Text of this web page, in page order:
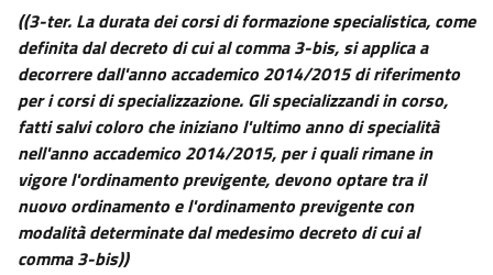
23
24
25
26
27
28
29
30
((3-ter. La durata dei corsi di formazione specialistica, come
definita dal decreto di cui al comma 3-bis, si applica a
decorrere dall'anno accademico 2014/2015 di riferimento
per i corsi di specializzazione. Gli specializzandi in corso,
fatti salvi coloro che iniziano l'ultimo anno di specialità
nell'anno accademico 2014/2015, per i quali rimane in
vigore l'ordinamento previgente, devono optare tra il
nuovo ordinamento e l'ordinamento previgente con
modalità determinate dal medesimo decreto di cui al
comma 3-bis))